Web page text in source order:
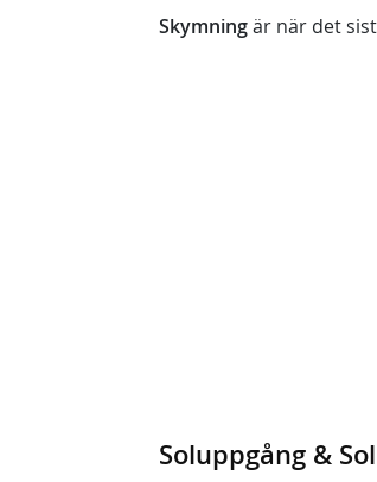
Skymningär när det
Soluppgång &